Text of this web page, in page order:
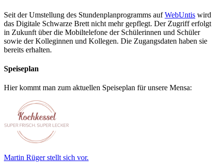
Seit der Umstellung des Stundenplanprogramms aufWebUntis wird
das Digitale Schwarze Brett nicht mehr gepflegt. Der Zugriff erfolgt
in Zukunft über die Mobiltelefone der Schülerinnen und Schüler
sowie der Kolleginnen und Kollegen. Die Zugangsdaten haben sie
bereits erhalten.
Speiseplan
Hier kommt man zum aktuellen Speiseplan für unsere Mensa:
Martin Rüger stellt sich vor.